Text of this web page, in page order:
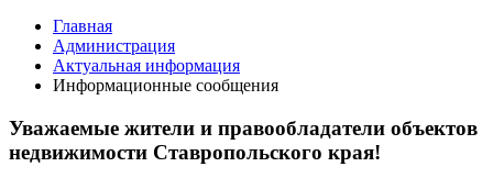
Главная
Администрация
Актуальная информация
Информационные сообщения
Уважаемые жители и правообладатели объектов
недвижимости Ставропольского края!